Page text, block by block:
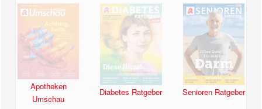
Apotheken
Umschau
Diabetes Ratgeber Senioren Ratgeber